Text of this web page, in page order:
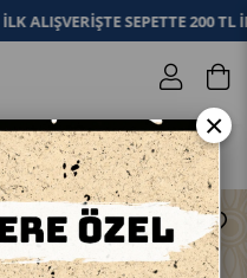
SEPETTE 200 TL
0
Kuruyemiş Seti 1kg X 4 Paket
×